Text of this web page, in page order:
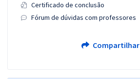
Certificado de conclusão
Fórum de dúvidas com professores
Compartilhar